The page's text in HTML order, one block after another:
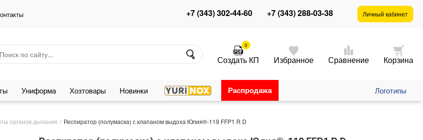
+7 (343) 302-44-60 +7 (343) 288-03-38 Личный кабинет
0
Создать КП Избранное Сравнение Корзина
Униформа Хозтовары Новинки Распродажа Логотипы
органов дыхания Респиратор (полумаска) с клапаном выдоха Юлия®-119 FFP1 R D